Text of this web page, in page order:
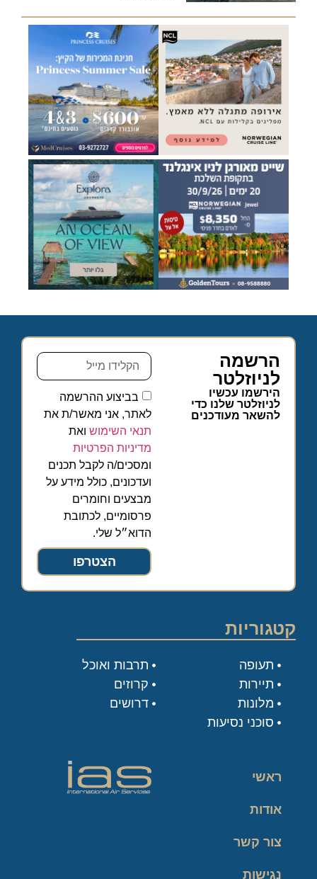
הרשמה
לניוזלטר
הירשמו עכשיו
לניוזלטר שלנו כדי
להשאר מעודכנים
בביצוע ההרשמה
לאתר, אני מאשר/ת את
תנאי השימוש ואת
מדיניות הפרטיות
ומסכים/ה לקבל תכנים
ועדכונים, כולל מידע על
מבצעים וחומרים
פרסומיים, לכתובת
הדוא״ל שלי.
הצטרפו
קטגוריות
תעופה
תיירות
מלונות
סוכני נסיעות
תרבות ואוכל
קרוזים
דרושים
ראשי
אודות
צור קשר
נגישות